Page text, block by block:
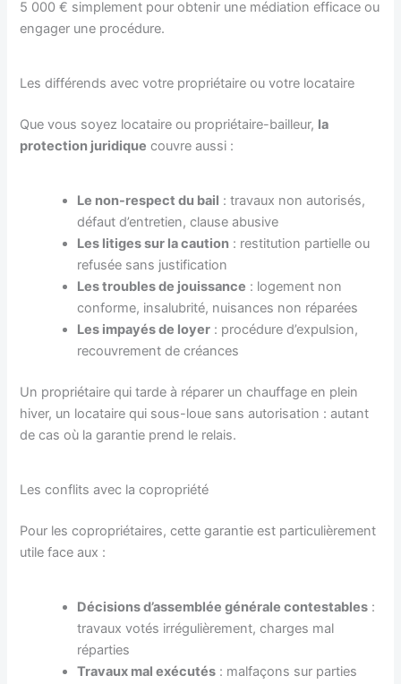
5 000 € simplement pour obtenir une médiation efficace ou
engager une procédure.
Les différends avec votre propriétaire ou votre locataire
Que vous soyez locataire ou propriétaire-bailleur, la
protection juridique couvre aussi :
Le non-respect du bail : travaux non autorisés,
défaut d’entretien, clause abusive
Les litiges sur la caution : restitution partielle ou
refusée sans justification
Les troubles de jouissance : logement non
conforme, insalubrité, nuisances non réparées
Les impayés de loyer : procédure d’expulsion,
recouvrement de créances
Un propriétaire qui tarde à réparer un chauffage en plein
hiver, un locataire qui sous-loue sans autorisation : autant
de cas où la garantie prend le relais.
Les conflits avec la copropriété
Pour les copropriétaires, cette garantie est particulièrement
utile face aux :
Décisions d’assemblée générale contestables :
travaux votés irrégulièrement, charges mal
réparties
Travaux mal exécutés : malfaçons sur parties